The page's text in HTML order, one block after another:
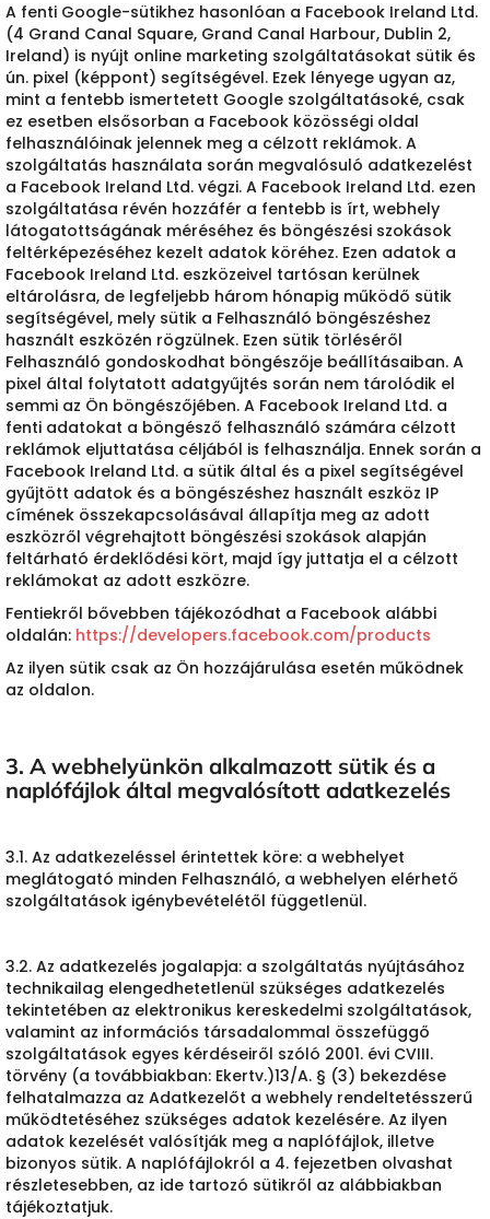
A fenti Google-sütikhez hasonlóan a Facebook Ireland Ltd.
(4 Grand Canal Square, Grand Canal Harbour, Dublin 2,
Ireland) is nyújt online marketing szolgáltatásokat sütik és
ún. pixel (képpont) segítségével. Ezek lényege ugyan az,
mint a fentebb ismertetett Google szolgáltatásoké, csak
ez esetben elsősorban a Facebook közösségi oldal
felhasználóinak jelennek meg a célzott reklámok. A
szolgáltatás használata során megvalósuló adatkezelést
a Facebook Ireland Ltd. végzi. A Facebook Ireland Ltd. ezen
szolgáltatása révén hozzáfér a fentebb is írt, webhely
látogatottságának méréséhez és böngészési szokások
feltérképezéséhez kezelt adatok köréhez. Ezen adatok a
Facebook Ireland Ltd. eszközeivel tartósan kerülnek
eltárolásra, de legfeljebb három hónapig működő sütik
segítségével, mely sütik a Felhasználó böngészéshez
használt eszközén rögzülnek. Ezen sütik törléséről
Felhasználó gondoskodhat böngészője beállításaiban. A
pixel által folytatott adatgyűjtés során nem tárolódik el
semmi az Ön böngészőjében. A Facebook Ireland Ltd. a
fenti adatokat a böngésző felhasználó számára célzott
reklámok eljuttatása céljából is felhasználja. Ennek során a
Facebook Ireland Ltd. a sütik által és a pixel segítségével
gyűjtött adatok és a böngészéshez használt eszköz IP
címének összekapcsolásával állapítja meg az adott
eszközről végrehajtott böngészési szokások alapján
feltárható érdeklődési kört, majd így juttatja el a célzott
reklámokat az adott eszközre.
Fentiekről bővebben tájékozódhat a Facebook alábbi
oldalán: https://developers.facebook.com/products
Az ilyen sütik csak az Ön hozzájárulása esetén működnek
az oldalon.
3. A webhelyünkön alkalmazott sütik és a
naplófájlok által megvalósított adatkezelés
3.1. Az adatkezeléssel érintettek köre: a webhelyet
meglátogató minden Felhasználó, a webhelyen elérhető
szolgáltatások igénybevételétől függetlenül.
3.2. Az adatkezelés jogalapja: a szolgáltatás nyújtásához
technikailag elengedhetetlenül szükséges adatkezelés
tekintetében az elektronikus kereskedelmi szolgáltatások,
valamint az információs társadalommal összefüggő
szolgáltatások egyes kérdéseiről szóló 2001. évi CVIII.
törvény (a továbbiakban: Ekertv.)13/A. § (3) bekezdése
felhatalmazza az Adatkezelőt a webhely rendeltetésszerű
működtetéséhez szükséges adatok kezelésére. Az ilyen
adatok kezelését valósítják meg a naplófájlok, illetve
bizonyos sütik. A naplófájlokról a 4. fejezetben olvashat
részletesebben, az ide tartozó sütikről az alábbiakban
tájékoztatjuk.